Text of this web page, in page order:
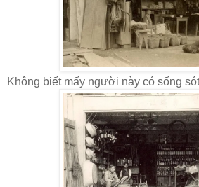
Không biết mấy người này có sống